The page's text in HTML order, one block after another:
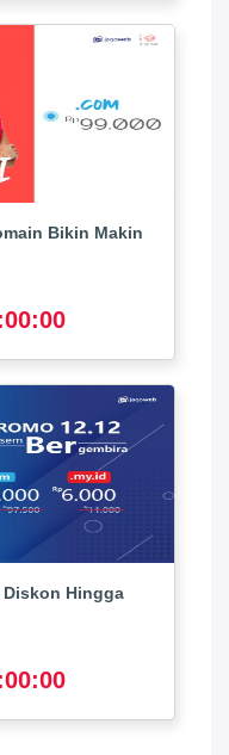
Bikin Makin
Diskon Hingga